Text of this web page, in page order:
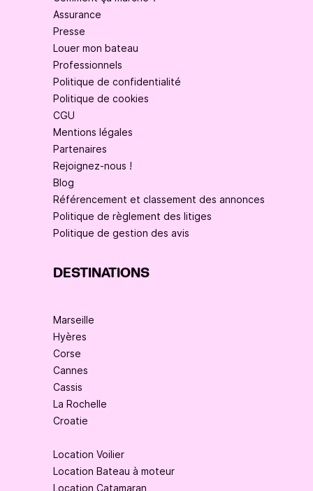
Assurance
Presse
Louer mon bateau
Professionnels
Politique de confidentialité
Politique de cookies
CGU
Mentions légales
Partenaires
Rejoignez-nous !
Blog
Référencement et classement des annonces
Politique de règlement des litiges
Politique de gestion des avis
DESTINATIONS
Marseille
Hyères
Corse
Cannes
Cassis
La Rochelle
Croatie
Location Voilier
Location Bateau à moteur
Location Catamaran